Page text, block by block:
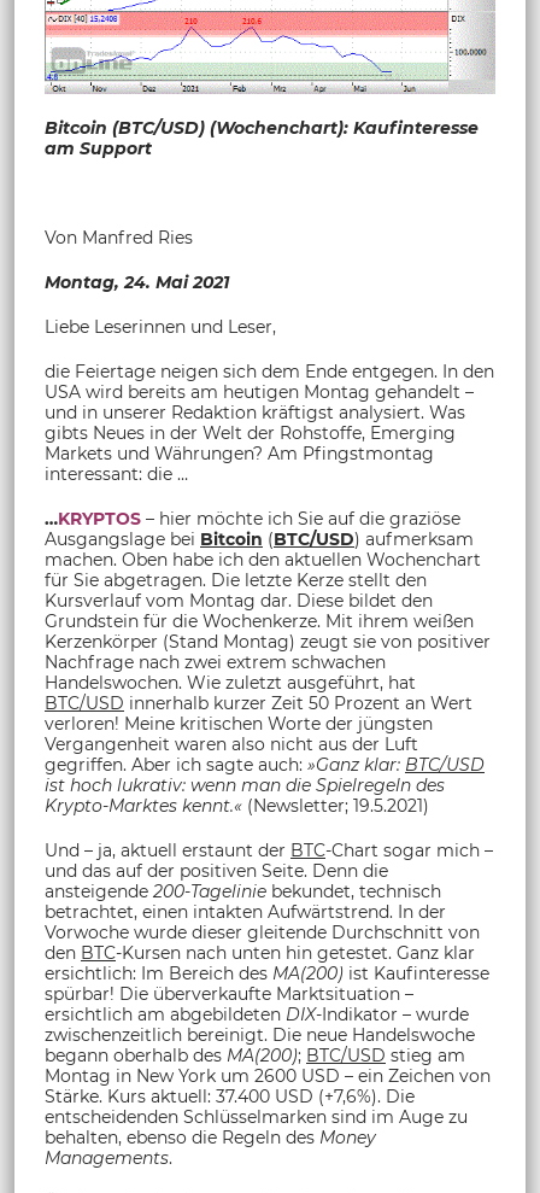
Bitcoin (BTC/USD) (Wochenchart): Kaufinteresse
am Support
Von Manfred Ries
Montag, 24. Mai 2021
Liebe Leserinnen und Leser,
die Feiertage neigen sich dem Ende entgegen. In den
USA wird bereits am heutigen Montag gehandelt –
und in unserer Redaktion kräftigst analysiert. Was
gibts Neues in der Welt der Rohstoffe, Emerging
Markets und Währungen? Am Pfingstmontag
interessant: die …
…KRYPTOS – hier möchte ich Sie auf die graziöse
Ausgangslage bei Bitcoin (BTC/USD) aufmerksam
machen. Oben habe ich den aktuellen Wochenchart
für Sie abgetragen. Die letzte Kerze stellt den
Kursverlauf vom Montag dar. Diese bildet den
Grundstein für die Wochenkerze. Mit ihrem weißen
Kerzenkörper (Stand Montag) zeugt sie von positiver
Nachfrage nach zwei extrem schwachen
Handelswochen. Wie zuletzt ausgeführt, hat
BTC/USD innerhalb kurzer Zeit 50 Prozent an Wert
verloren! Meine kritischen Worte der jüngsten
Vergangenheit waren also nicht aus der Luft
gegriffen. Aber ich sagte auch: »Ganz klar: BTC/USD
ist hoch lukrativ: wenn man die Spielregeln des
Krypto-Marktes kennt.« (Newsletter; 19.5.2021)
Und – ja, aktuell erstaunt der BTC-Chart sogar mich –
und das auf der positiven Seite. Denn die
ansteigende 200-Tagelinie bekundet, technisch
betrachtet, einen intakten Aufwärtstrend. In der
Vorwoche wurde dieser gleitende Durchschnitt von
den BTC-Kursen nach unten hin getestet. Ganz klar
ersichtlich: Im Bereich des MA(200) ist Kaufinteresse
spürbar! Die überverkaufte Marktsituation –
ersichtlich am abgebildeten DIX-Indikator – wurde
zwischenzeitlich bereinigt. Die neue Handelswoche
begann oberhalb des MA(200); BTC/USD stieg am
Montag in New York um 2600 USD – ein Zeichen von
Stärke. Kurs aktuell: 37.400 USD (+7,6%). Die
entscheidenden Schlüsselmarken sind im Auge zu
behalten, ebenso die Regeln des Money
Managements.